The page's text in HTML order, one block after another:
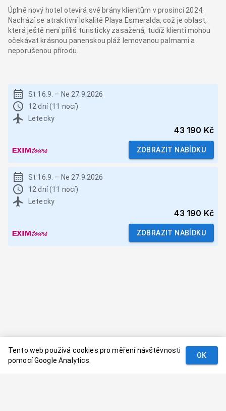
Úplně nový hotel otevírá své brány klientům v prosinci 2024.
Nachází se atraktivní lokalitě Playa Esmeralda, což je oblast,
která ještě není příliš turisticky zasažená, tudíž klienti mohou
očekávat krásnou panenskou pláž lemovanou palmami a
neporušenou přírodu.
St 16.9. – Ne 27.9.2026
12 dní (11 nocí)
Letecky
43 190 Kč
ZOBRAZIT NABÍDKU
St 16.9. – Ne 27.9.2026
12 dní (11 nocí)
Letecky
43 190 Kč
ZOBRAZIT NABÍDKU
Tento web používá cookies pro měření návštěvnosti
pomocí Google Analytics.
OK